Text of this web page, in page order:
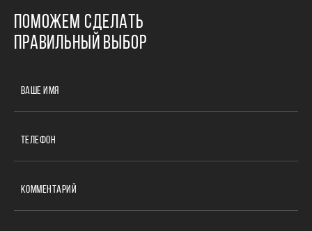
ПОМОЖЕМ СДЕЛАТЬ
ПРАВИЛЬНЫЙ ВЫБОР
ВАШЕ ИМЯ
ТЕЛЕФОН
КОММЕНТАРИЙ